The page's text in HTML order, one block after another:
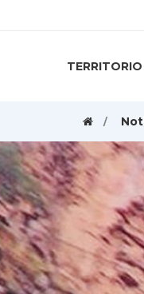
TERRITORIO